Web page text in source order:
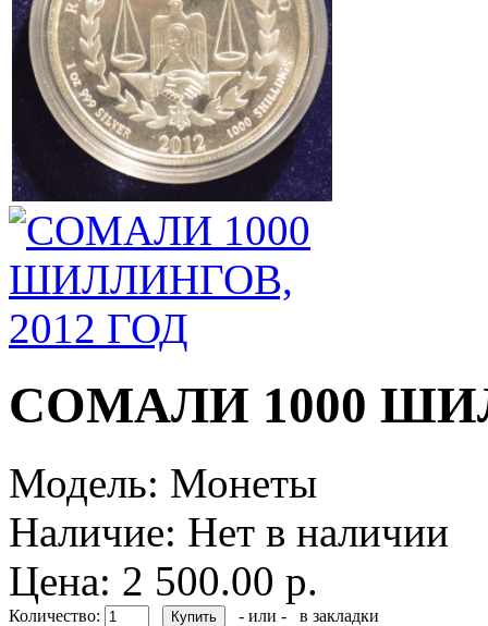
СОМАЛИ 1000
Модель: Монеты
Наличие: Нет в наличии
Цена: 2 500.00 р.
Количество: - или -
в закладки